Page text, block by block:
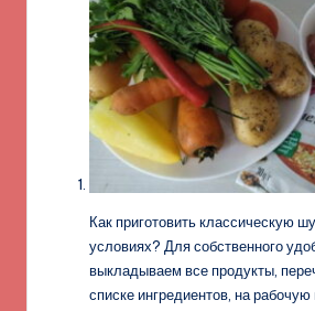
Как приготовить классическую
условиях? Для собственного
выкладываем все продукты,
списке ингредиентов, на рабочую